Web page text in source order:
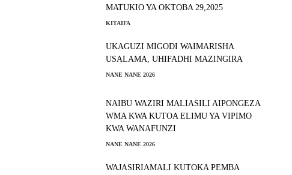
MATUKIO YA OKTOBA 29,2025
KITAIFA
UKAGUZI MIGODI WAIMARISHA
USALAMA, UHIFADHI MAZINGIRA
NANE NANE 2026
NAIBU WAZIRI MALIASILI AIPONGEZA
WMA KWA KUTOA ELIMU YA VIPIMO
KWA WANAFUNZI
NANE NANE 2026
WAJASIRIAMALI KUTOKA PEMBA